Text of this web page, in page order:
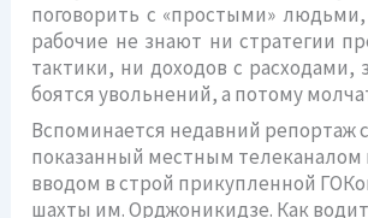
поговорить с «простыми»
рабочие не знают ни стратегии
тактики, ни доходов с расходами,
боятся увольнений, а потому
Вспоминается недавний репортаж
показанный местным телеканалом
вводом в строй прикупленной
шахты им. Орджоникидзе. Как